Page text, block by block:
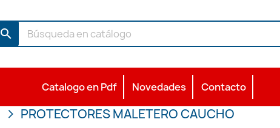
search
Catalogo en Pdf Novedades Contacto
PROTECTORES MALETERO CAUCHO